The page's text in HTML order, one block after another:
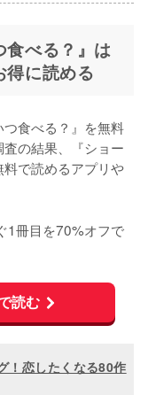
食べる？』は
得に読める
食べる？』を無料
の結果、『ショー
料で読めるアプリや
1冊目を70%オフで
読む
！恋したくなる80作